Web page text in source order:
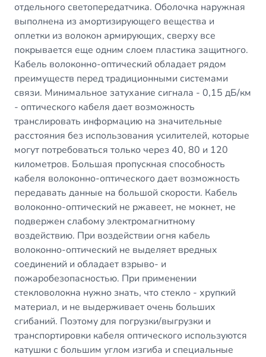
отдельного светопередатчика. Оболочка наружная
выполнена из амортизирующего вещества и
оплетки из волокон армирующих, сверху все
покрывается еще одним слоем пластика защитного.
Кабель волоконно-оптический обладает рядом
преимуществ перед традиционными системами
связи. Минимальное затухание сигнала - 0,15 дБ/км
- оптического кабеля дает возможность
транслировать информацию на значительные
расстояния без использования усилителей, которые
могут потребоваться только через 40, 80 и 120
километров. Большая пропускная способность
кабеля волоконно-оптического дает возможность
передавать данные на большой скорости. Кабель
волоконно-оптический не ржавеет, не мокнет, не
подвержен слабому электромагнитному
воздействию. При воздействии огня кабель
волоконно-оптический не выделяет вредных
соединений и обладает взрыво- и
пожаробезопасностью. При применении
стекловолокна нужно знать, что стекло - хрупкий
материал, и не выдерживает очень больших
сгибаний. Поэтому для погрузки/выгрузки и
транспортировки кабеля оптического используются
катушки с большим углом изгиба и специальные